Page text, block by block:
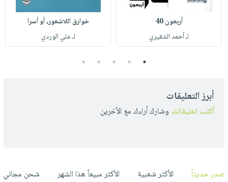
أربعون 40
لـ أحمد الشقيري
خوارق اللاشعور، أو أسرا
لـ علي الوردي
1
2
3
4
5
أبرز التعليقات
أكتب تعليقاتك وشارك أراءك مع الأخرين
صدر حديثاً الأكثر شعبية الأكثر مبيعاً هذا الشهر شحن مجاني